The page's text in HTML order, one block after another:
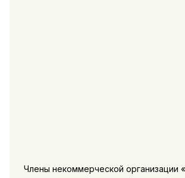
Члены некоммерческой организации